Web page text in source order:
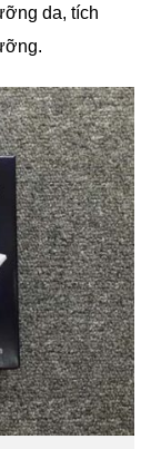
da, tích